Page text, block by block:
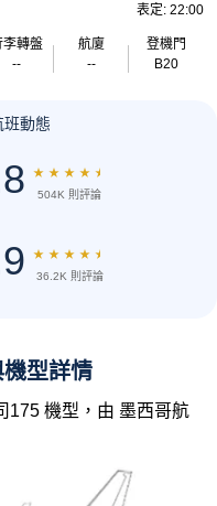
表定: 22:00
李轉盤
--
航廈
--
登機門
B20
動態
★ ★ ★ ★ ★
504K 則評論
★ ★ ★ ★ ★
36.2K 則評論
型詳情
175 機型，由 墨西哥航